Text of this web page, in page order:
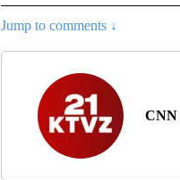
Jump to comments ↓
CNN